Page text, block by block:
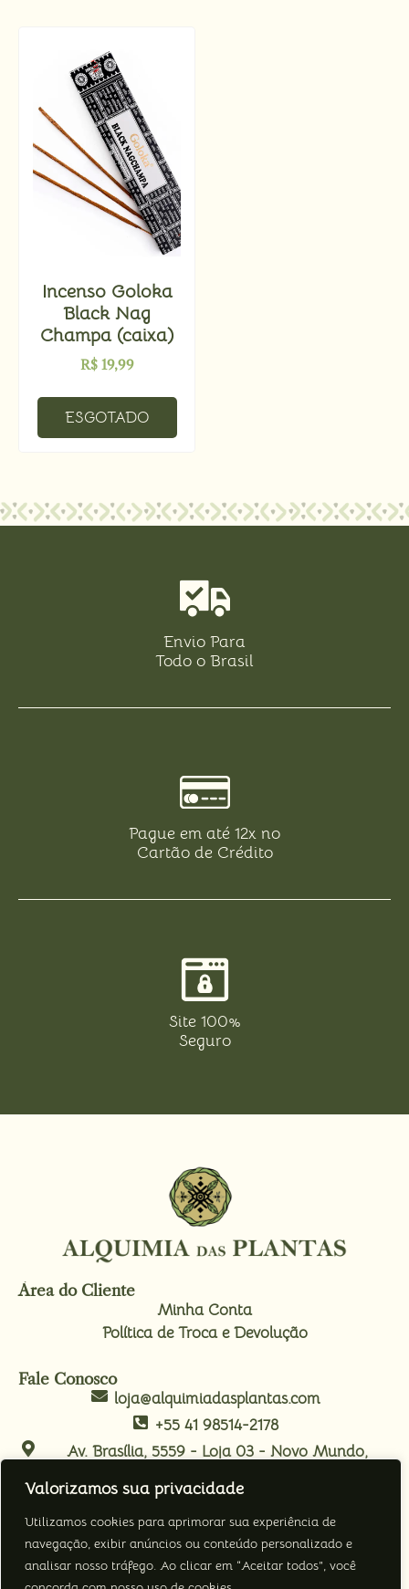
Valorizamos sua privacidade
Utilizamos cookies para aprimorar sua experiência de
navegação, exibir anúncios ou conteúdo personalizado e
analisar nosso tráfego. Ao clicar em “Aceitar todos”, você
Incenso Goloka
Black Nag
Champa (caixa)
R$19,99
ESGOTADO
Envio Para
Todo o Brasil
Pague em até 12x no
Cartão de Crédito
Site 100%
Seguro
Área do Cliente
Minha Conta
Política de Troca e Devolução
Fale Conosco
loja@alquimiadasplantas.com
+55 41 98514-2178
Av. Brasília, 5559 - Loja 03 - Novo Mundo,
Nos Acompanhe